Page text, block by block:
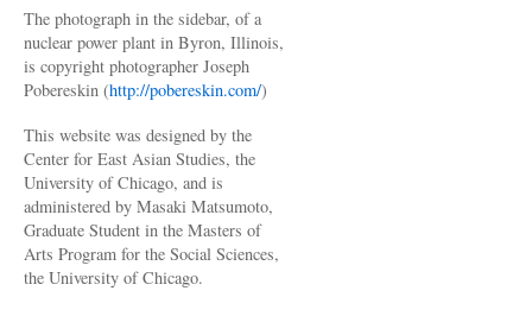
The photograph in the sidebar, of a
nuclear power plant in Byron, Illinois,
is copyright photographer Joseph
Pobereskin (http://pobereskin.com/)
This website was designed by the
Center for East Asian Studies, the
University of Chicago, and is
administered by Masaki Matsumoto,
Graduate Student in the Masters of
Arts Program for the Social Sciences,
the University of Chicago.